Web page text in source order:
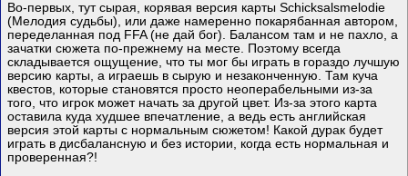
Во-первых, тут сырая, корявая версия карты Schicksalsmelodie
(Мелодия судьбы), или даже намеренно покарябанная автором,
переделанная под FFA (не дай бог). Балансом там и не пахло, а
зачатки сюжета по-прежнему на месте. Поэтому всегда
складывается ощущение, что ты мог бы играть в гораздо лучшую
версию карты, а играешь в сырую и незаконченную. Там куча
квестов, которые становятся просто неоперабельными из-за
того, что игрок может начать за другой цвет. Из-за этого карта
оставила куда худшее впечатление, а ведь есть английская
версия этой карты с нормальным сюжетом! Какой дурак будет
играть в дисбалансную и без истории, когда есть нормальная и
проверенная?!